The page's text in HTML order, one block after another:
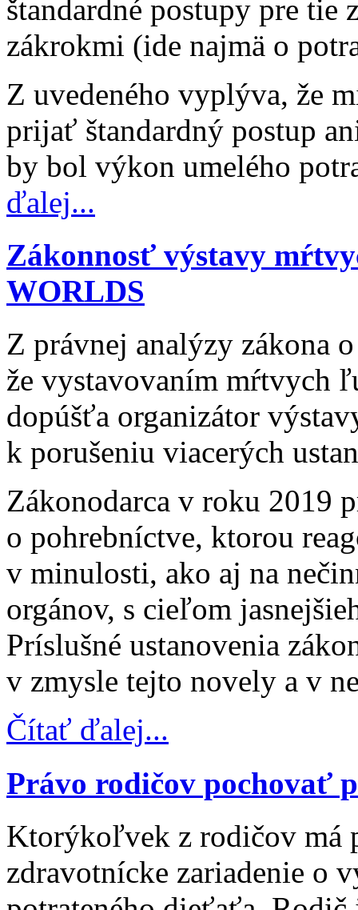
štandardné postupy pre
zákrokmi (ide najmä o
Z uvedeného vyplýva, že
prijať štandardný postup
by bol výkon umelého
ďalej...
Zákonnosť výstavy
WORLDS
Z právnej analýzy zákona
že vystavovaním mŕtvych
dopúšťa organizátor
k porušeniu viacerých
Zákonodarca v roku 2019
o pohrebníctve, ktorou
v minulosti, ako aj na
orgánov, s cieľom
Príslušné ustanovenia
v zmysle tejto novely a v
Čítať ďalej...
Právo rodičov pochovať
Ktorýkoľvek z rodičov má
zdravotnícke zariadenie o